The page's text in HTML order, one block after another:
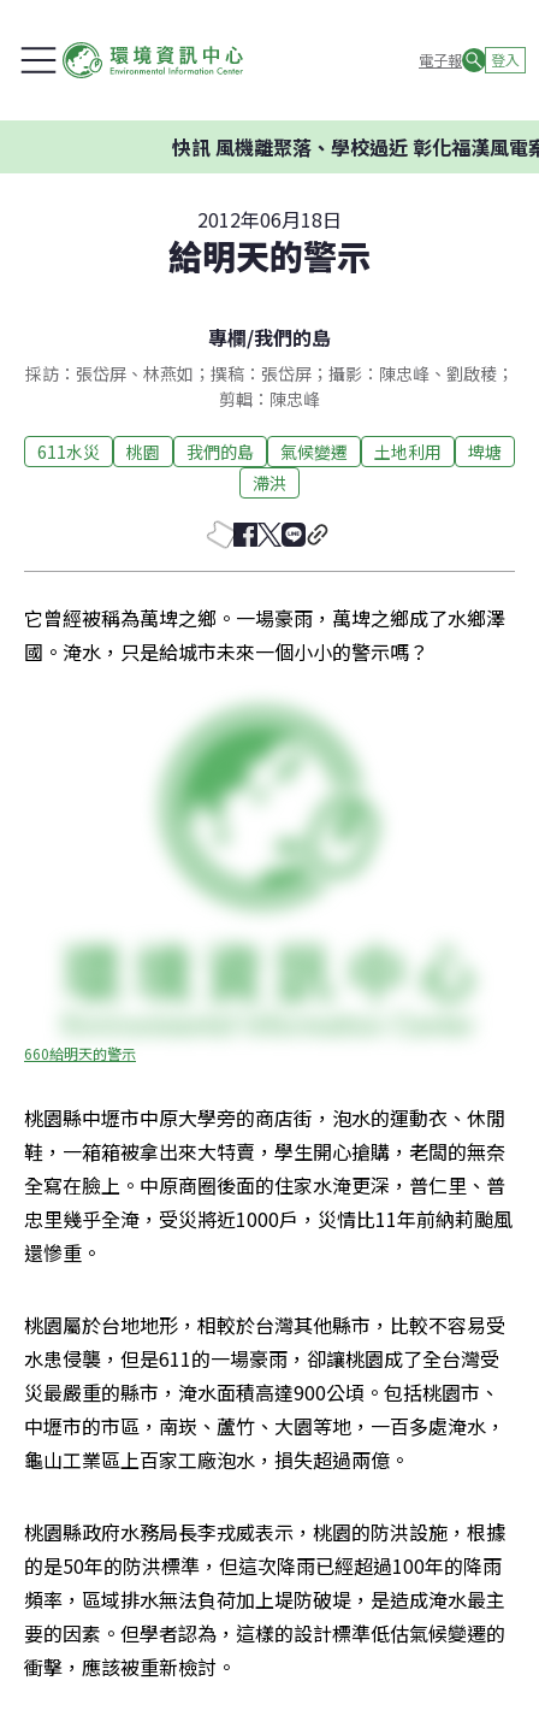
電子報 登入
快訊風機離聚落、學校過近 彰化福漢風電案
2012年06月18日
給明天的警示
專欄/我們的島
採訪：張岱屏、林燕如；撰稿：張岱屏；攝影：陳忠峰、劉啟稜；
剪輯：陳忠峰
611水災 桃園 我們的島 氣候變遷 土地利用
埤塘
滯洪
它曾經被稱為萬埤之鄉。一場豪雨，萬埤之鄉成了水鄉澤
國。淹水，只是給城市未來一個小小的警示嗎？
660給明天的警示
桃園縣中壢市中原大學旁的商店街，泡水的運動衣、休閒
鞋，一箱箱被拿出來大特賣，學生開心搶購，老闆的無奈
全寫在臉上。中原商圈後面的住家水淹更深，普仁里、普
忠里幾乎全淹，受災將近1000戶，災情比11年前納莉颱風
還慘重。
桃園屬於台地地形，相較於台灣其他縣市，比較不容易受
水患侵襲，但是611的一場豪雨，卻讓桃園成了全台灣受
災最嚴重的縣市，淹水面積高達900公頃。包括桃園市、
中壢市的市區，南崁、蘆竹、大園等地，一百多處淹水，
龜山工業區上百家工廠泡水，損失超過兩億。
桃園縣政府水務局長李戎威表示，桃園的防洪設施，根據
的是50年的防洪標準，但這次降雨已經超過100年的降雨
頻率，區域排水無法負荷加上堤防破堤，是造成淹水最主
要的因素。但學者認為，這樣的設計標準低估氣候變遷的
衝擊，應該被重新檢討。